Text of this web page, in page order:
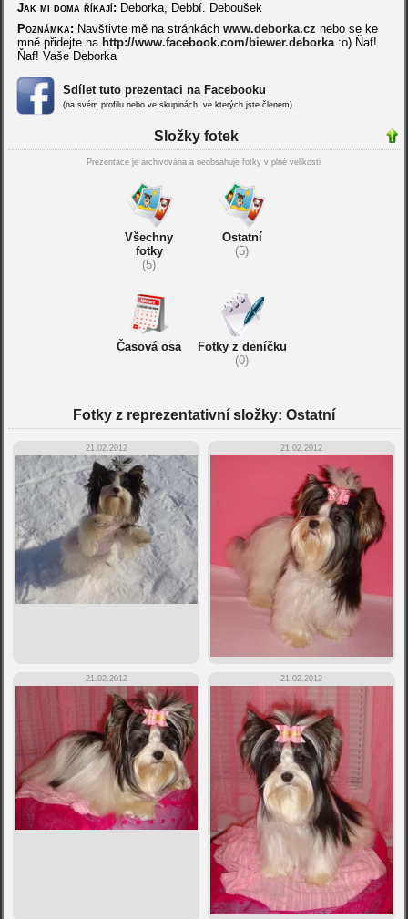
Jak mi doma říkají: Deborka, Debbí. Deboušek
Poznámka: Navštivte mě na stránkách www.deborka.cz nebo se ke
mně přidejte na http://www.facebook.com/biewer.deborka:o) Ňaf!
Ňaf! Vaše Deborka
Sdílet tuto prezentaci na Facebooku
(na svém profilu nebo ve skupinách, ve kterých jste členem)
Složky fotek
Prezentace je archivována a neobsahuje fotky v plné velikosti
Všechny
fotky
(5)
Ostatní
(5)
Časová osa
Fotky z deníčku
(0)
Fotky z reprezentativní složky: Ostatní
21.02.2012 21.02.2012
21.02.2012 21.02.2012